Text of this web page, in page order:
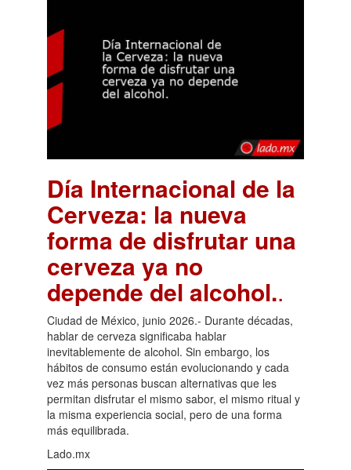
Día Internacional de la
Cerveza: la nueva
forma de disfrutar una
cerveza ya no
depende del alcohol..
Ciudad de México, junio 2026.- Durante décadas,
hablar de cerveza significaba hablar
inevitablemente de alcohol. Sin embargo, los
hábitos de consumo están evolucionando y cada
vez más personas buscan alternativas que les
permitan disfrutar el mismo sabor, el mismo ritual y
la misma experiencia social, pero de una forma
más equilibrada.
Lado.mx